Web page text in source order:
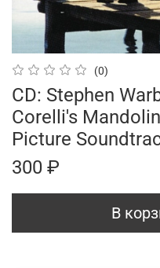
(0)
CD: Stephen
Corelli's
Picture
300 ₽
В